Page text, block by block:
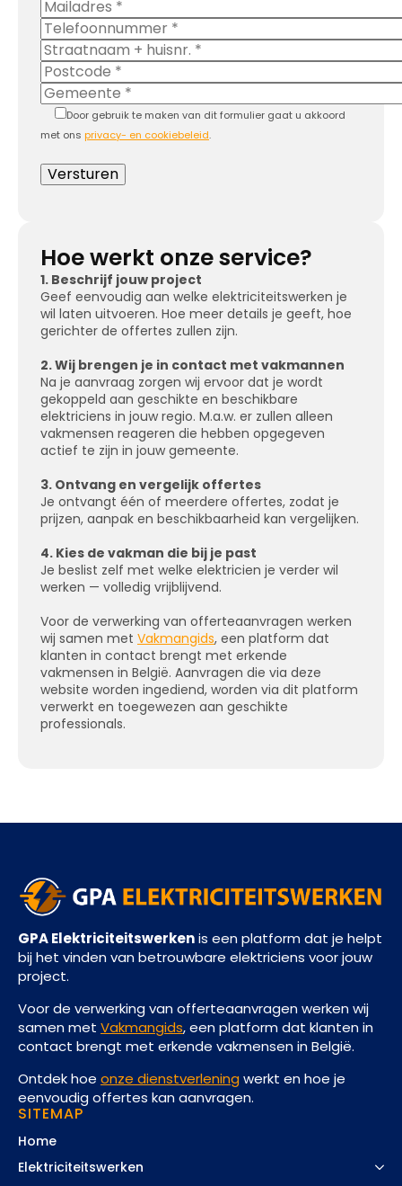
Door gebruik te maken van dit formulier gaat u akkoord
met ons privacy- en cookiebeleid.
Hoe werkt onze service?
1. Beschrijf jouw project
Geef eenvoudig aan welke elektriciteitswerken je
wil laten uitvoeren. Hoe meer details je geeft, hoe
gerichter de offertes zullen zijn.
2. Wij brengen je in contact met vakmannen
Na je aanvraag zorgen wij ervoor dat je wordt
gekoppeld aan geschikte en beschikbare
elektriciens in jouw regio. M.a.w. er zullen alleen
vakmensen reageren die hebben opgegeven
actief te zijn in jouw gemeente.
3. Ontvang en vergelijk offertes
Je ontvangt één of meerdere offertes, zodat je
prijzen, aanpak en beschikbaarheid kan vergelijken.
4. Kies de vakman die bij je past
Je beslist zelf met welke elektricien je verder wil
werken — volledig vrijblijvend.
Voor de verwerking van offerteaanvragen werken
wij samen met Vakmangids, een platform dat
klanten in contact brengt met erkende
vakmensen in België. Aanvragen die via deze
website worden ingediend, worden via dit platform
verwerkt en toegewezen aan geschikte
professionals.
GPA Elektriciteitswerkenis een platform dat je helpt
bij het vinden van betrouwbare elektriciens voor jouw
project.
Voor de verwerking van offerteaanvragen werken wij
samen met Vakmangids, een platform dat klanten in
contact brengt met erkende vakmensen in België.
Ontdek hoe onze dienstverleningwerkt en hoe je
eenvoudig offertes kan aanvragen.
SITEMAP
Home
Elektriciteitswerken